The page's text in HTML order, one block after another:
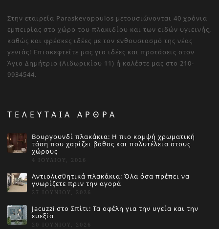
Στην εταιρεία Paraskevopoulos μετουσιώνονται 40 χρόνια
εμπειρίας στο χώρο του πλακιδίου και των ειδών υγιεινής,
καθώς και φρέσκες ιδέες με τον ενθουσιασμό της νέας
γενιάς! Επισκεφτείτε μας για ιδέες και προτάσεις στον
Άγιο Δημήτριο (Λιδωρικίου 11) ή καλέστε μας στο 210-
9934544.
ΤΕΛΕΥΤΑΙΑ ΑΡΘΡΑ
Βουργουνδί πλακάκια: Η πιο κομψή χρωματική
τάση που χαρίζει βάθος και πολυτέλεια στους
χώρους
4 ΙΟΥΛΊΟΥ, 2026
Αντιολισθητικά πλακάκια: Όλα όσα πρέπει να
γνωρίζετε πριν την αγορά
27 ΙΟΥΝΊΟΥ, 2026
Jacuzzi στο Σπίτι: Τα οφέλη για την υγεία και την
ευεξία
20 ΙΟΥΝΊΟΥ, 2026